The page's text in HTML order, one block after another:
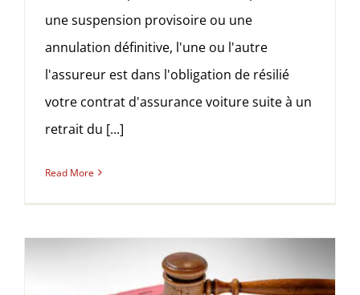
une suspension provisoire ou une
annulation définitive, l'une ou l'autre
l'assureur est dans l'obligation de résilié
votre contrat d'assurance voiture suite à un
retrait du [...]
Read More